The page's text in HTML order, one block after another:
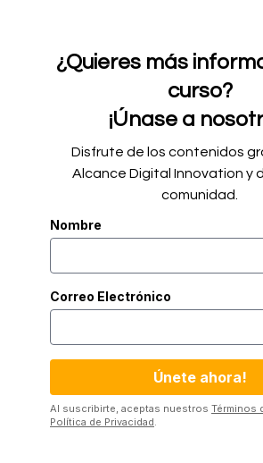
¿Quieres más
curso?
¡Únase a
Disfrute de los contenidos
Alcance Digital Innovation y
comunidad.
Nombre
Correo Electrónico
Al suscribirte, aceptas nuestros Términos
Política de Privacidad.